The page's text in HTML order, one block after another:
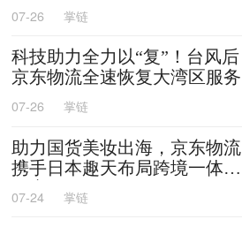
07-26 掌链
科技助力全力以“复”！台风后
京东物流全速恢复大湾区服务
07-26 掌链
助力国货美妆出海，京东物流
携手日本趣天布局跨境一体化
07-24 掌链